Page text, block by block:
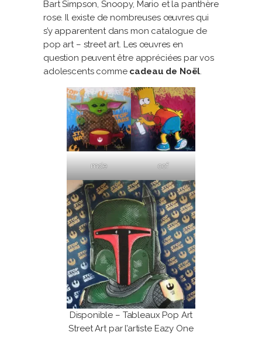
Bart Simpson, Snoopy, Mario et la panthère
rose. Il existe de nombreuses œuvres qui
s’y apparentent dans mon catalogue de
pop art – street art. Les œuvres en
question peuvent être appréciées par vos
adolescents comme cadeau de Noël.
mde cof
Disponible – Tableaux Pop Art
Street Art par l’artiste Eazy One